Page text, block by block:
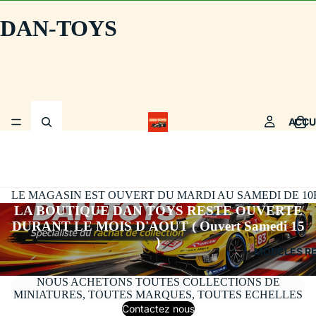
DAN-TOYS
MODÈLES
LE MAGASIN EST OUVERT DU MARDI AU SAMEDI DE
LA BOUTIQUE DAN TOYS RESTE OUVERTE
DURANT LE MOIS D'AOUT ( Ouvert Samedi 15
)
NOUS ACHETONS TOUTES COLLECTIONS DE
MINIATURES, TOUTES MARQUES, TOUTES ECHELLES
Contactez nous